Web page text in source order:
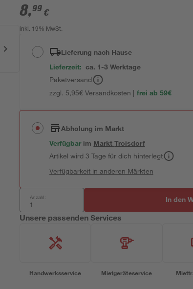
8,99 €
inkl. 19% MwSt.
Lieferung nach Hause
Lieferzeit: ca. 1-3 Werktage
Paketversand
zzgl. 5,95€ Versandkosten | frei ab 59€
Abholung im Markt
Verfügbar im MarktTroisdorf
Artikel wird 3 Tage für dich hinterlegt
Verfügbarkeit in anderen Märkten
Anzahl: In den
Unsere passenden Services
Handwerksservice Mietgeräteservice